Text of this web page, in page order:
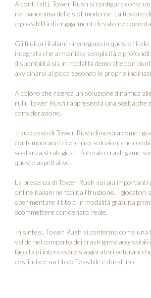
A conti fatti, Tower Rush si configura come
nel panorama delle slot moderne. La fusione
e possibilità di engagement elevato ne
Gli fruitori italiani rinvengono in questo titolo
integrata che armonizza semplicità e
disponibilità sia in modalità demo che con
avvicinarsi al gioco secondo le proprie
A coloro che ricerca un’soluzione dinamica
rulli, Tower Rush rappresenta una scelta che
considerazione.
Il successo di Tower Rush dimostra come i
contemporanei ricerchino soluzioni che
sostanza strategica. Il formato crash game
queste aspettative.
La presenza di Tower Rush sui più importanti
online italiani ne facilita l’fruizione. I giocatori
sperimentare il titolo in modalità gratuita
scommettere con denaro reale.
In sintesi, Tower Rush si conferma come una
valide nel comparto dei crash game accessibili
facoltà di interessare sia giocatori veterani
costituisce un titolo flessibile e duraturo.